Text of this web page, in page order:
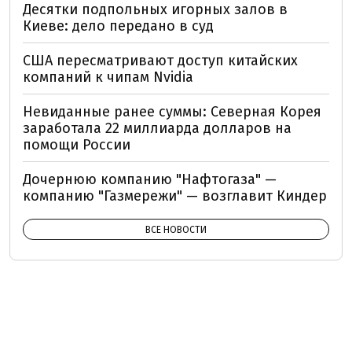
Десятки подпольных игорных залов в
Киеве: дело передано в суд
США пересматривают доступ китайских
компаний к чипам Nvidia
Невиданные ранее суммы: Северная Корея
заработала 22 миллиарда долларов на
помощи России
Дочернюю компанию "Нафтогаза" —
компанию "Газмережи" — возглавит Киндер
ВСЕ НОВОСТИ